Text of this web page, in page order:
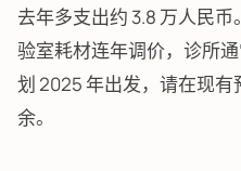
去年多支出约 3.8 万人民
验室耗材连年调价，诊所
划 2025 年出发，请在现
余。